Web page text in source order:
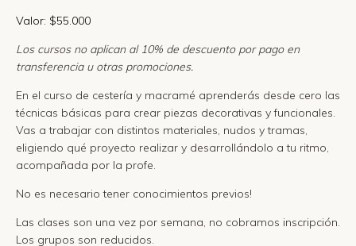
Valor: $55.000
Los cursos no aplican al 10% de descuento por pago en
transferencia u otras promociones.
En el curso de cestería y macramé aprenderás desde cero las
técnicas básicas para crear piezas decorativas y funcionales.
Vas a trabajar con distintos materiales, nudos y tramas,
eligiendo qué proyecto realizar y desarrollándolo a tu ritmo,
acompañada por la profe.
No es necesario tener conocimientos previos!
Las clases son una vez por semana, no cobramos inscripción.
Los grupos son reducidos.